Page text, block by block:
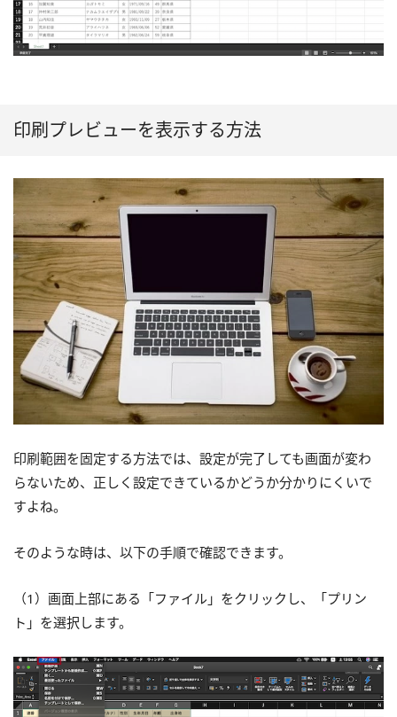
印刷プレビューを表示する方法
印刷範囲を固定する方法では、設定が完了しても画面が変わ
らないため、正しく設定できているかどうか分かりにくいで
すよね。
そのような時は、以下の手順で確認できます。
（1）画面上部にある「ファイル」をクリックし、「プリン
ト」を選択します。